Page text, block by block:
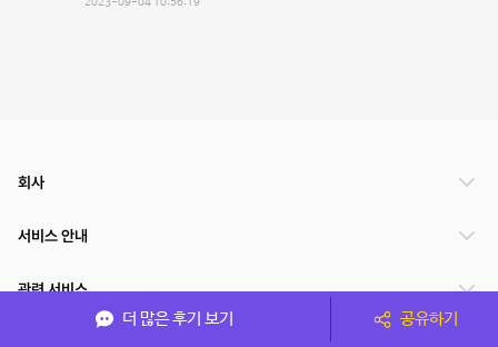
더 많은 후기 보기 공유하기
회사
서비스 안내
관련 서비스